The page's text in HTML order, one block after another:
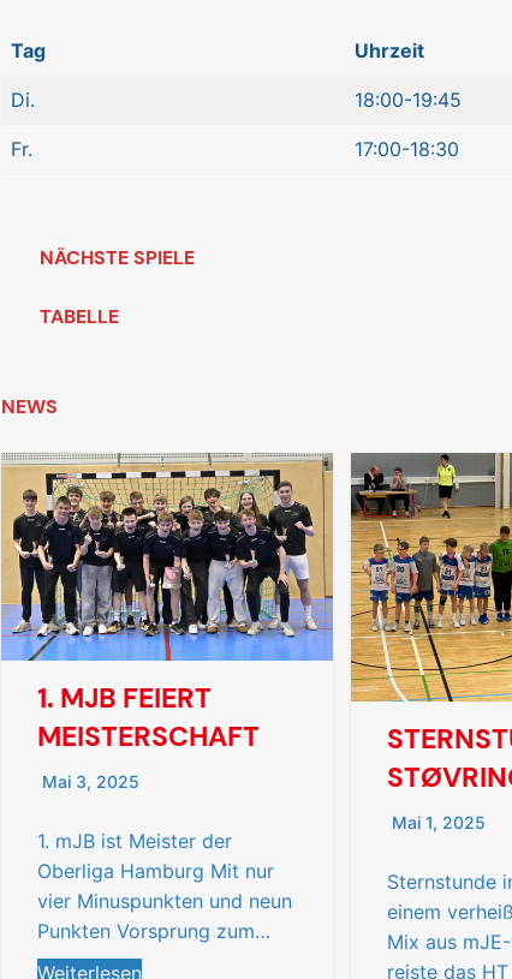
Tag Uhrzeit
Di. 18:00-19:45
Fr. 17:00-18:30
NÄCHSTE SPIELE
TABELLE
NEWS
1. MJB FEIERT
MEISTERSCHAFT
Mai 3, 2025
1. mJB ist Meister der
Oberliga Hamburg Mit nur
vier Minuspunkten und neun
Punkten Vorsprung zum…
Weiterlesen
Mai 1, 2025
Sternstunde
einem
Mix aus
reiste das